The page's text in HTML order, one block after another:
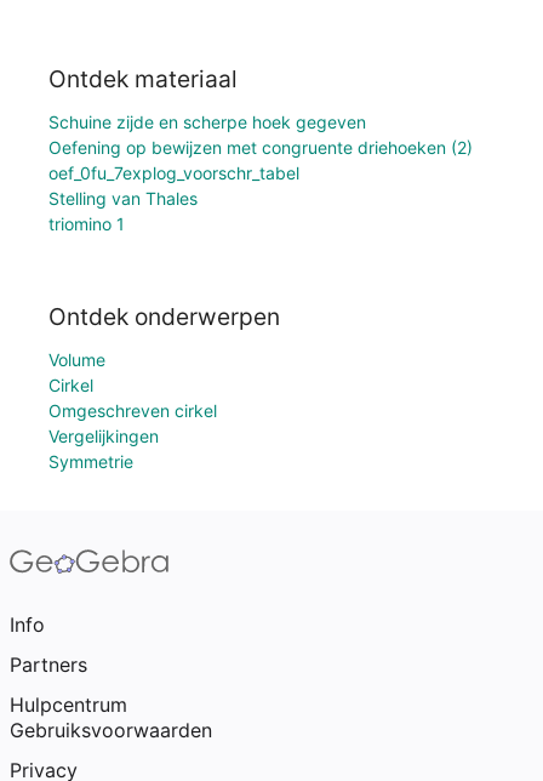
Ontdek materiaal
Schuine zijde en scherpe hoek gegeven
Oefening op bewijzen met congruente driehoeken (2)
oef_0fu_7explog_voorschr_tabel
Stelling van Thales
triomino 1
Ontdek onderwerpen
Volume
Cirkel
Omgeschreven cirkel
Vergelijkingen
Symmetrie
Info
Partners
Hulpcentrum
Gebruiksvoorwaarden
Privacy